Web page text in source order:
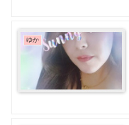
ゆか